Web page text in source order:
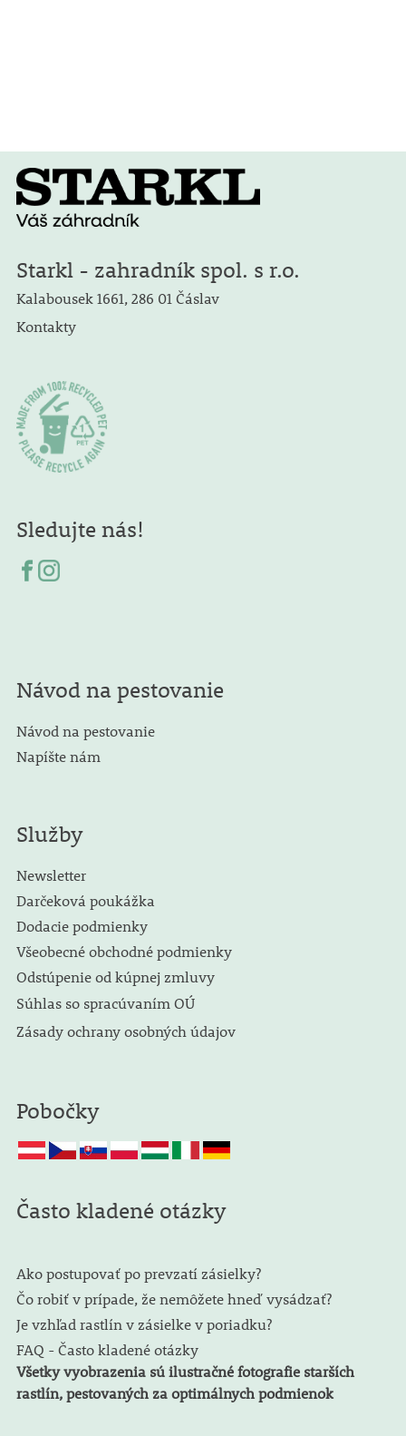
Starkl - zahradník spol. s r.o.
Kalabousek 1661, 286 01 Čáslav
Kontakty
Sledujte nás!
Návod na pestovanie
Návod na pestovanie
Napíšte nám
Služby
Newsletter
Darčeková poukážka
Dodacie podmienky
Všeobecné obchodné podmienky
Odstúpenie od kúpnej zmluvy
Súhlas so spracúvaním OÚ
Zásady ochrany osobných údajov
Pobočky
Často kladené otázky
Ako postupovať po prevzatí zásielky?
Čo robiť v prípade, že nemôžete hneď vysádzať?
Je vzhľad rastlín v zásielke v poriadku?
FAQ - Často kladené otázky
Všetky vyobrazenia sú ilustračné fotografie starších
rastlín, pestovaných za optimálnych podmienok